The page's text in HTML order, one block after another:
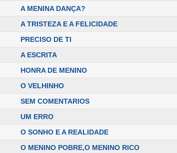
A MENINA DANÇA?
A TRISTEZA E A FELICIDADE
PRECISO DE TI
A ESCRITA
HONRA DE MENINO
O VELHINHO
SEM COMENTARIOS
UM ERRO
O SONHO E A REALIDADE
O MENINO POBRE,O MENINO RICO